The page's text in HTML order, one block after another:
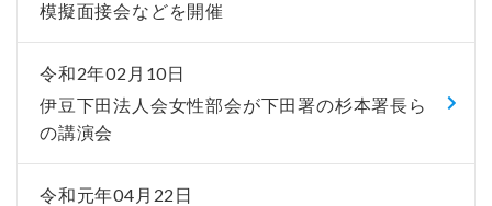
模擬面接会などを開催
令和2年02月10日
伊豆下田法人会女性部会が下田署の杉本署長ら
の講演会
令和元年04月22日